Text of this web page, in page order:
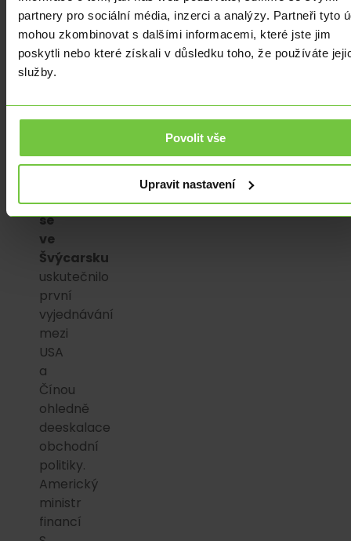
partnery pro sociální média, inzerci a analýzy. Partneři tyto
mohou zkombinovat s dalšími informacemi, které jste jim
poskytli nebo které získali v důsledku toho, že používáte
služby.
Povolit vše
Upravit nastavení
se
postupně
přeneslo
až
úrovni
víkend
se
ve
Švýcarsku
uskutečnilo
první
vyjednávání
mezi
USA
a
Čínou
ohledně
deeskalace
obchodní
politiky.
Americký
ministr
financí